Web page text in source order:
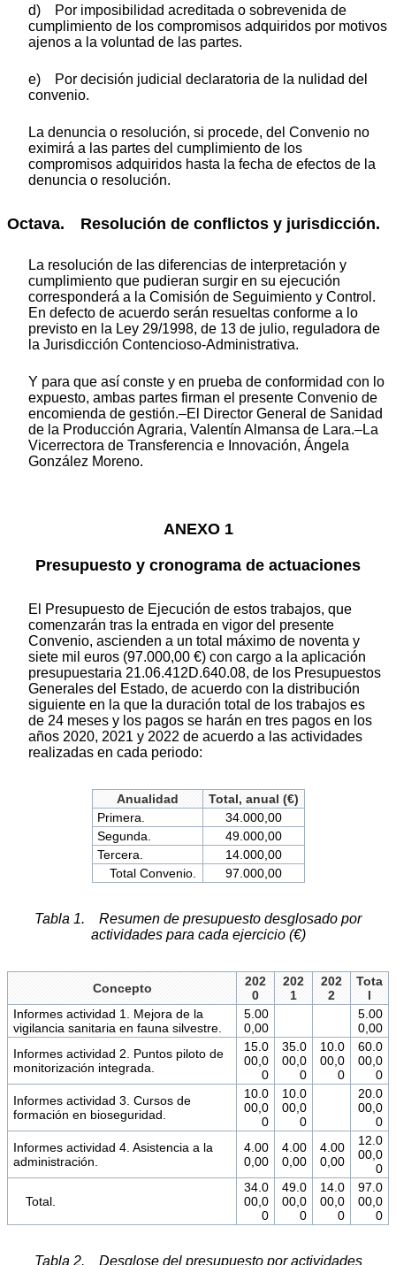
d) Por imposibilidad acreditada o sobrevenida de
cumplimiento de los compromisos adquiridos por motivos
ajenos a la voluntad de las partes.
e) Por decisión judicial declaratoria de la nulidad del
convenio.
La denuncia o resolución, si procede, del Convenio no
eximirá a las partes del cumplimiento de los
compromisos adquiridos hasta la fecha de efectos de la
denuncia o resolución.
Octava. Resolución de conflictos y jurisdicción.
La resolución de las diferencias de interpretación y
cumplimiento que pudieran surgir en su ejecución
corresponderá a la Comisión de Seguimiento y Control.
En defecto de acuerdo serán resueltas conforme a lo
previsto en la Ley 29/1998, de 13 de julio, reguladora de
la Jurisdicción Contencioso-Administrativa.
Y para que así conste y en prueba de conformidad con lo
expuesto, ambas partes firman el presente Convenio de
encomienda de gestión.–El Director General de Sanidad
de la Producción Agraria, Valentín Almansa de Lara.–La
Vicerrectora de Transferencia e Innovación, Ángela
González Moreno.
ANEXO 1
Presupuesto y cronograma de actuaciones
El Presupuesto de Ejecución de estos trabajos, que
comenzarán tras la entrada en vigor del presente
Convenio, ascienden a un total máximo de noventa y
siete mil euros (97.000,00 €) con cargo a la aplicación
presupuestaria 21.06.412D.640.08, de los Presupuestos
Generales del Estado, de acuerdo con la distribución
siguiente en la que la duración total de los trabajos es
de 24 meses y los pagos se harán en tres pagos en los
años 2020, 2021 y 2022 de acuerdo a las actividades
realizadas en cada periodo:
Anualidad
Total, anual (€)
Primera.
34.000,00
Segunda.
49.000,00
Tercera.
14.000,00
Total Convenio.
97.000,00
Tabla 1. Resumen de presupuesto desglosado por
actividades para cada ejercicio (€)
Concepto
202
0
202
1
202
2
Tota
l
Informes actividad 1. Mejora de la
vigilancia sanitaria en fauna silvestre.
5.00
0,00
5.00
0,00
Informes actividad 2. Puntos piloto de
monitorización integrada.
15.0
00,0
0
35.0
00,0
0
10.0
00,0
0
60.0
00,0
0
Informes actividad 3. Cursos de
formación en bioseguridad.
10.0
00,0
0
10.0
00,0
0
20.0
00,0
0
Informes actividad 4. Asistencia a la
administración.
4.00
0,00
4.00
0,00
4.00
0,00
12.0
00,0
0
Total.
34.0
00,0
0
49.0
00,0
0
14.0
00,0
0
97.0
00,0
0
Tabla 2. Desglose del presupuesto por actividades